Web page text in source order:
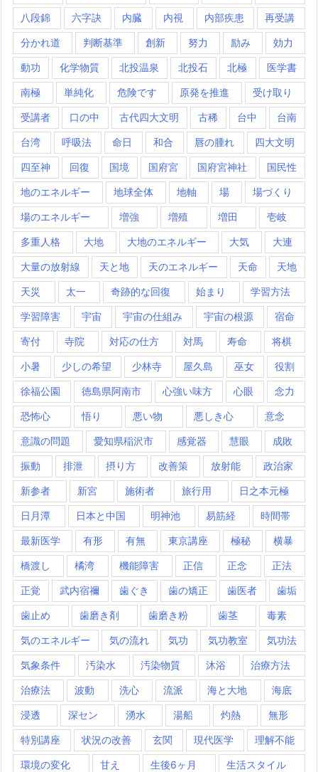
八段錦 六字訣 内臓 内視 内部疾患 再受講
分かれ道 判断基準 創新 努力 励み 効力
動功 化学物質 北投温泉 北投石 北極 医学書
南極 単純化 危険です 原発を推進 受け取り
受講者 口の中 古代四大文明 古稀 台中 台南
台湾 呼吸法 命日 和合 唇の腫れ 四大文明
四至神 回復 国境 国府宮 国府宮神社 国民性
地のエネルギー 地球全体 地軸 場 場づくり
場のエネルギー 増強 増殖 増田 壱岐
多重人格 大地 大地のエネルギー 大気 大連
大量の放射線 天と地 天のエネルギー 天命 天地
天災 太一 奇跡的な回復 始まり 学習方法
学習障害 宇宙 宇宙の仕組み 宇宙の根源 宿命
寄付 寺院 対応の仕方 対馬 寿命 将棋
小暑 少しの希望 少林寺 屋久島 巫女 役割
徐福公園 徳島県阿南市 心強い味方 心眼 念力
恐怖心 悟り 悪い物 悪しき心 意念
意識の問題 愛知県稲沢市 感覚器 慧眼 成敗
振動 排泄 摂り方 改善策 放射能 政治家
新参者 新宮 施術者 旅行用 日之本元極
日月潭 日本と中国 明神池 易筋経 時間帯
最新医学 有形 有無 東京講座 極秘 横暴
橋渡し 橘湾 機能障害 正信 正念 正法
正覚 武内宿禰 歯ぐき 歯の矯正 歯医者 歯垢
歯止め 歯磨き剤 歯磨き粉 歯茎 毒素
気のエネルギー 気の流れ 気功 気功教室 気功法
気象条件 汚染水 汚染物質 沐浴 治療方法
治療法 波動 洗心 流派 海と大地 海底
浸透 深セン 湧水 湯船 灼熱 無形
特別講座 状況の改善 玄関 現代医学 理解不能
環境の変化 甘え 生後6ヶ月 生活スタイル